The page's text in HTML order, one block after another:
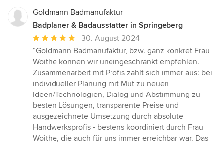
Goldmann Badmanufaktur
Badplaner & Badausstatter in Springeberg
Durchschnittliche
Bewertung:
5
von
5
Sternen
30. August 2024
“Goldmann Badmanufaktur, bzw. ganz konkret Frau
Woithe können wir uneingeschränkt empfehlen.
Zusammenarbeit mit Profis zahlt sich immer aus: bei
individueller Planung mit Mut zu neuen
Ideen/Technologien, Dialog und Abstimmung zu
besten Lösungen, transparente Preise und
ausgezeichnete Umsetzung durch absolute
Handwerksprofis - bestens koordiniert durch Frau
Woithe, die auch für uns immer erreichbar war. Das